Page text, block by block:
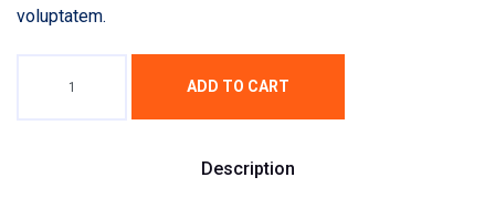
voluptatem.
ADD TO CART
Description